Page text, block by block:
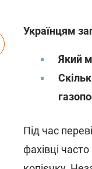
Українцям
Який
Під час
фахівці